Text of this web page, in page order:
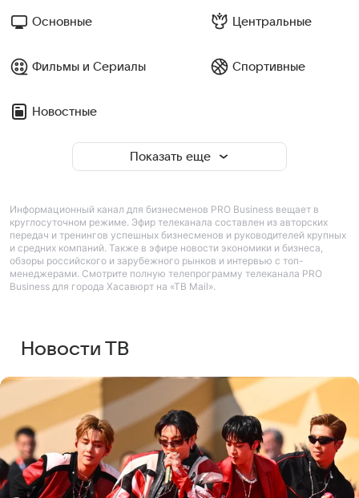
Основные Центральные
Фильмы и Сериалы Спортивные
Новостные
Показать еще
Информационный канал для бизнесменов PRO Business вещает в
круглосуточном режиме. Эфир телеканала составлен из авторских
передач и тренингов успешных бизнесменов и руководителей крупных
и средних компаний. Также в эфире новости экономики и бизнеса,
обзоры российского и зарубежного рынков и интервью с топ-
менеджерами. Смотрите полную телепрограмму телеканала PRO
Business для города Хасавюрт на «ТВ Mail».
Новости ТВ